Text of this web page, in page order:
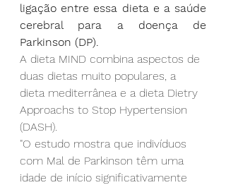
ligação entre essa dieta e a saúde
cerebral para a doença de
Parkinson (DP).
A dieta MIND combina aspectos de
duas dietas muito populares, a
dieta mediterrânea e a dieta Dietry
Approachs to Stop Hypertension
(DASH).
"O estudo mostra que indivíduos
com Mal de Parkinson têm uma
idade de início significativamente